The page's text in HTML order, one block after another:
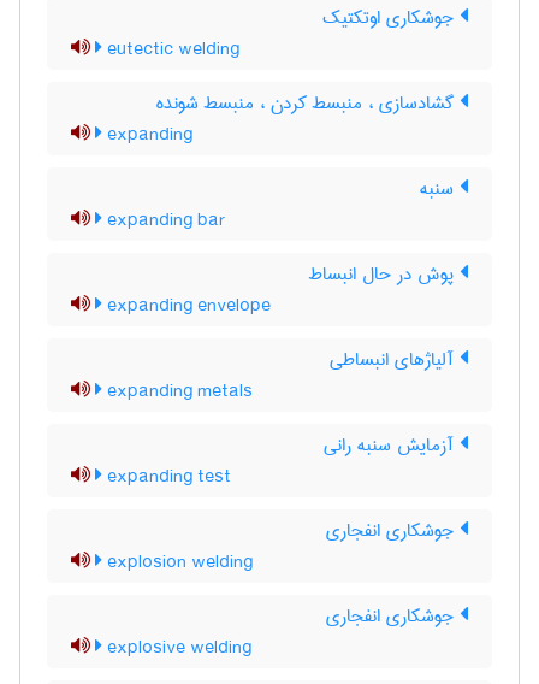
جوشکاری اوتکتیک
eutectic welding
گشادسازی ، منبسط کردن ، منبسط شونده
expanding
سنبه
expanding bar
پوش در حال انبساط
expanding envelope
آلیاژهای انبساطی
expanding metals
آزمایش سنبه رانی
expanding test
جوشکاری انفجاری
explosion welding
جوشکاری انفجاری
explosive welding